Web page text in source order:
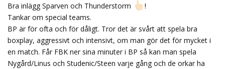
Bra inlägg Sparven och Thunderstorm
!
Tankar om special teams.
BP är för ofta och för dåligt. Tror det är svårt att spela bra
boxplay, aggressivt och intensivt, om man gör det för mycket i
en match. Får FBK ner sina minuter i BP så kan man spela
Nygård/Linus och Studenic/Steen varje gång och de orkar ha